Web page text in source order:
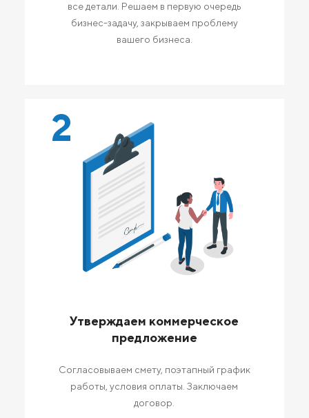
все детали. Решаем в первую очередь
бизнес-задачу, закрываем проблему
вашего бизнеса.
2
Утверждаем коммерческое
предложение
Согласовываем смету, поэтапный график
работы, условия оплаты. Заключаем
договор.